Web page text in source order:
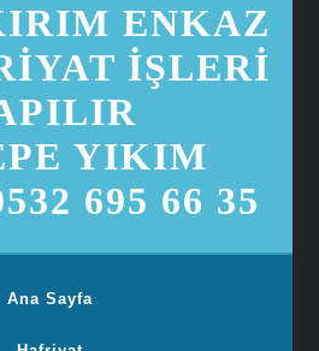
ENKAZ
İŞLERİ
YIKIM
695 66 35
Ana Sayfa